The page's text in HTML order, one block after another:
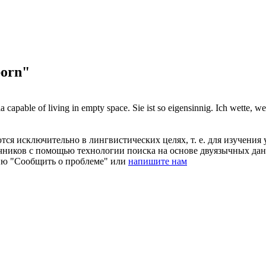
capable of living in empty space. Sie ist so eigensinnig. Ich wette,
исключительно в лингвистических целях, т. е. для
с помощью технологии поиска на основе двуязычных
"Сообщить о проблеме" или напишите нам